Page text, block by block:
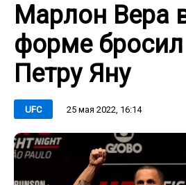
Марлон Вера
форме
Петру Яну
UFC 25 мая 2022, 16:14